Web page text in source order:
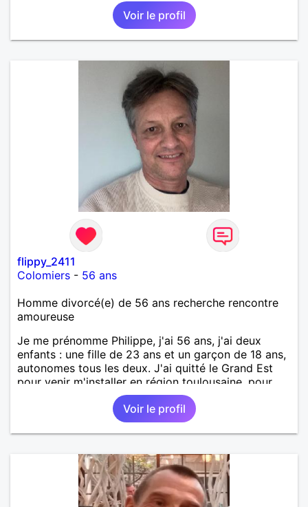
Voir le profil
flippy_2411
Colomiers - 56 ans
Homme divorcé(e) de 56 ans recherche rencontre
amoureuse
Je me prénomme Philippe, j'ai 56 ans, j'ai deux
enfants : une fille de 23 ans et un garçon de 18 ans,
autonomes tous les deux. J'ai quitté le Grand Est
pour venir m'installer en région toulousaine, pour
des raisons professionnelles et personnelle. Séparé,
je souhaite refaire ma vie amoureuse avec une
personne ayant de belles valeurs. Sincérité,
bienveillance, respect et ouverture d'esprit sont, à
authentique pour durer sur le long terme. Si vous
vous reconnaissez dans ces quelques mots, je vous
Voir le profil